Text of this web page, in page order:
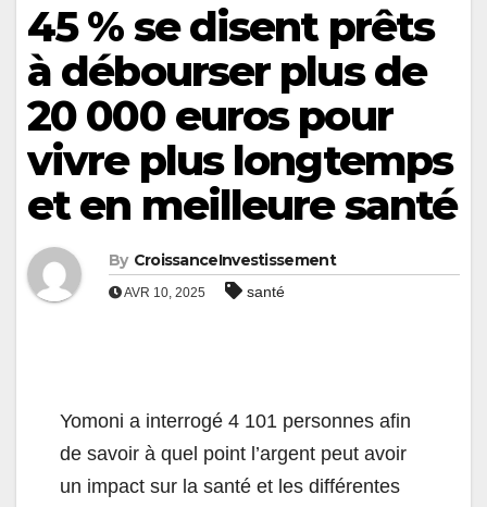
45 % se disent prêts
à débourser plus de
20 000 euros pour
vivre plus longtemps
et en meilleure santé
By CroissanceInvestissement
AVR 10, 2025 santé
Yomoni a interrogé 4 101 personnes afin
de savoir à quel point l’argent peut avoir
un impact sur la santé et les différentes